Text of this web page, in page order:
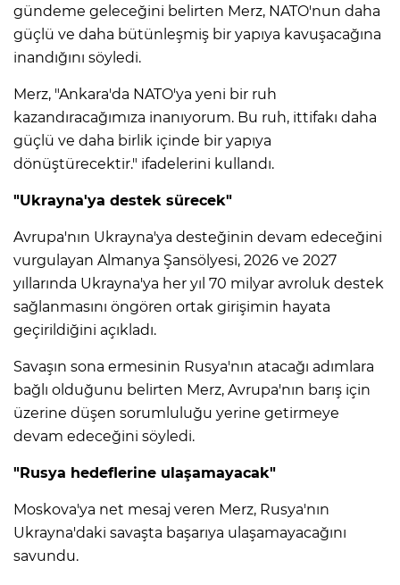
gündeme geleceğini belirten Merz, NATO'nun daha
güçlü ve daha bütünleşmiş bir yapıya kavuşacağına
inandığını söyledi.
Merz, "Ankara'da NATO'ya yeni bir ruh
kazandıracağımıza inanıyorum. Bu ruh, ittifakı daha
güçlü ve daha birlik içinde bir yapıya
dönüştürecektir." ifadelerini kullandı.
"Ukrayna'ya destek sürecek"
Avrupa'nın Ukrayna'ya desteğinin devam edeceğini
vurgulayan Almanya Şansölyesi, 2026 ve 2027
yıllarında Ukrayna'ya her yıl 70 milyar avroluk destek
sağlanmasını öngören ortak girişimin hayata
geçirildiğini açıkladı.
Savaşın sona ermesinin Rusya'nın atacağı adımlara
bağlı olduğunu belirten Merz, Avrupa'nın barış için
üzerine düşen sorumluluğu yerine getirmeye
devam edeceğini söyledi.
"Rusya hedeflerine ulaşamayacak"
Moskova'ya net mesaj veren Merz, Rusya'nın
Ukrayna'daki savaşta başarıya ulaşamayacağını
savundu.